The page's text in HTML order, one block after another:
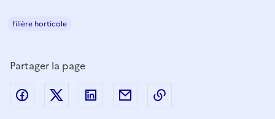
filière horticole
Partager la page
Partager sur Facebook
Partager sur Twitter
Partager sur LinkedIn
Partager par email